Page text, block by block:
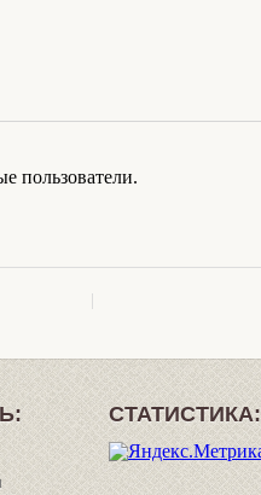
пользователи.
СТАТИСТИКА: